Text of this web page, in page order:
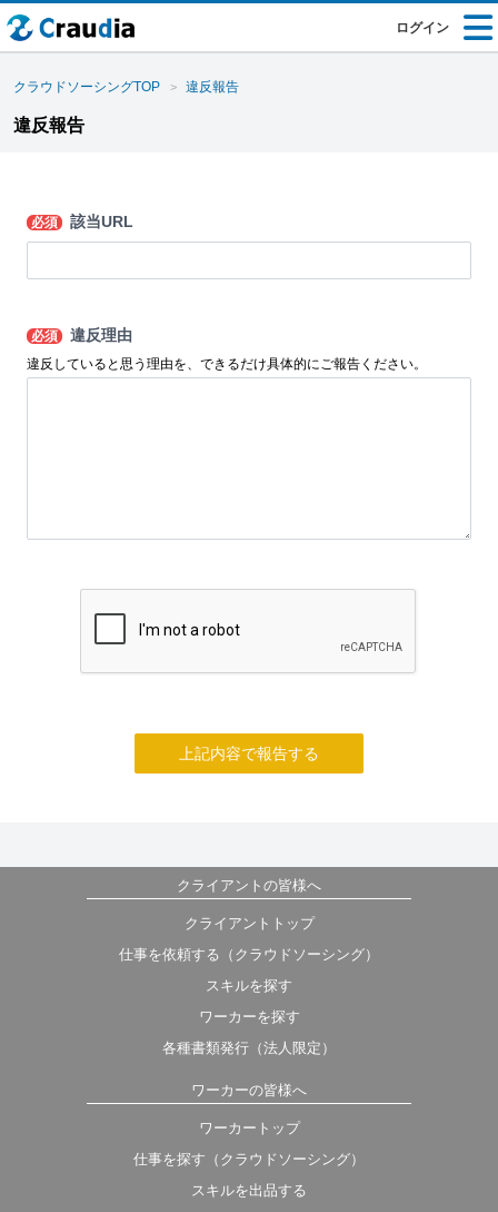
ログイン
クラウドソーシングTOP 違反報告
違反報告
必須 該当URL
必須 違反理由
違反していると思う理由を、できるだけ具体的にご報告ください。
上記内容で報告する
クライアントの皆様へ
クライアントトップ
仕事を依頼する（クラウドソーシング）
スキルを探す
ワーカーを探す
各種書類発行（法人限定）
ワーカーの皆様へ
ワーカートップ
仕事を探す（クラウドソーシング）
スキルを出品する